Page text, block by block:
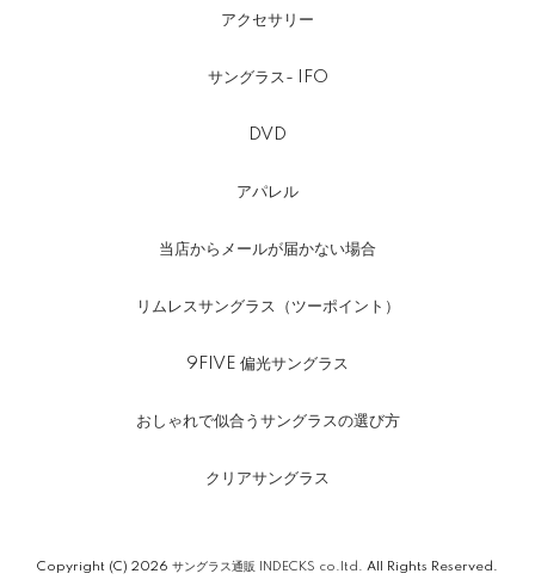
アクセサリー
サングラス- IFO
DVD
アパレル
当店からメールが届かない場合
リムレスサングラス（ツーポイント）
9FIVE 偏光サングラス
おしゃれで似合うサングラスの選び方
クリアサングラス
Copyright (C) 2026 サングラス通販 INDECKS co.ltd. All Rights Reserved.